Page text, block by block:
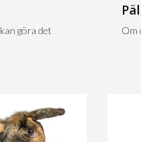
göra det
Om